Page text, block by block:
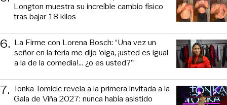
Longton muestra su increíble cambio físico
tras bajar 18 kilos
6. La Firme con Lorena Bosch: “Una vez un
señor en la feria me dijo ‘oiga, ¡usted es igual
a la de la comedia!... ¿o es usted?’”
7. Tonka Tomicic revela a la primera invitada a la
Gala de Viña 2027: nunca había asistido